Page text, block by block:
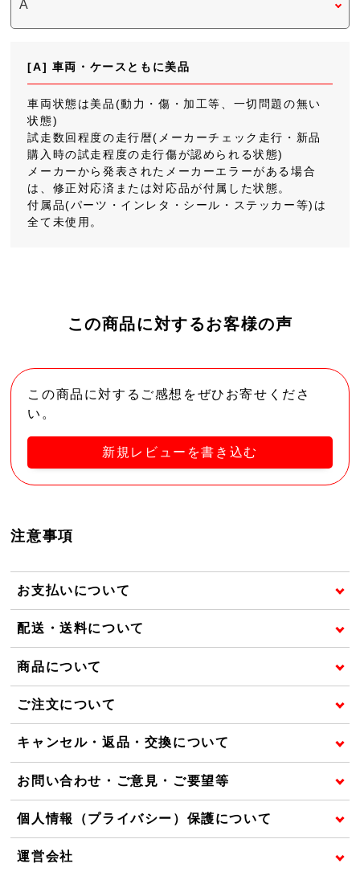
[A] 車両・ケースともに美品
車両状態は美品(動力・傷・加工等、一切問題の無い
状態)
試走数回程度の走行暦(メーカーチェック走行・新品
購入時の試走程度の走行傷が認められる状態)
メーカーから発表されたメーカーエラーがある場合
は、修正対応済または対応品が付属した状態。
付属品(パーツ・インレタ・シール・ステッカー等)は
全て未使用。
この商品に対するお客様の声
この商品に対するご感想をぜひお寄せくださ
い。
新規レビューを書き込む
注意事項
お支払いについて
配送・送料について
商品について
ご注文について
キャンセル・返品・交換について
お問い合わせ・ご意見・ご要望等
個人情報（プライバシー）保護について
運営会社